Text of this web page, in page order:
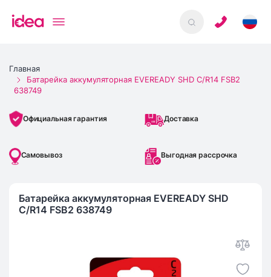
Главная
Батарейка аккумуляторная EVEREADY SHD C/R14 FSB2
638749
Официальная гарантия Доставка
Самовывоз Выгодная рассрочка
Батарейка аккумуляторная EVEREADY SHD
C/R14 FSB2 638749